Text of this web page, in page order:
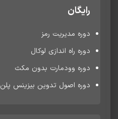
رایگان
دوره مدیریت رمز
دوره راه اندازی لوکال
دوره وودمارت بدون مکث
دوره اصول تدوین بیزینس پلن